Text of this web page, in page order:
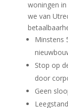
woningen
we van
Minstens
Stop op
door
Geen